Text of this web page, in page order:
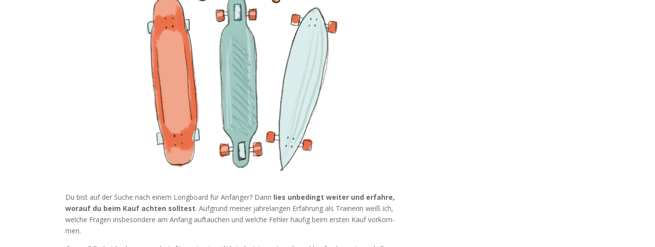
Du bist auf der Suche nach einem Long­board für Anfän­ger? Dann lies unbe­dingt wei­ter und erfah­re,
wor­auf du beim Kauf ach­ten soll­test. Auf­grund mei­ner jah­re­lan­gen Erfah­rung als Trai­ne­rin weiß ich,
wel­che Fra­gen ins­be­son­de­re am Anfang auf­tau­chen und wel­che Feh­ler häu­fig beim ers­ten Kauf vor­kom­
men.